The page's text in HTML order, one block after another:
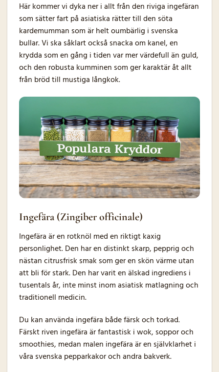
Här kommer vi dyka ner i allt från den riviga ingefäran
som sätter fart på asiatiska rätter till den söta
kardemumman som är helt oumbärlig i svenska
bullar. Vi ska såklart också snacka om kanel, en
krydda som en gång i tiden var mer värdefull än guld,
och den robusta kumminen som ger karaktär åt allt
från bröd till mustiga långkok.
Ingefära (Zingiber officinale)
Ingefära är en rotknöl med en riktigt kaxig
personlighet. Den har en distinkt skarp, pepprig och
nästan citrusfrisk smak som ger en skön värme utan
att bli för stark. Den har varit en älskad ingrediens i
tusentals år, inte minst inom asiatisk matlagning och
traditionell medicin.
Du kan använda ingefära både färsk och torkad.
Färskt riven ingefära är fantastisk i wok, soppor och
smoothies, medan malen ingefära är en självklarhet i
våra svenska pepparkakor och andra bakverk.